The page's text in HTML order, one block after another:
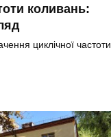
коливань:
циклічної частоти